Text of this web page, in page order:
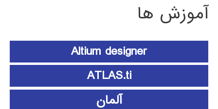
آموزش ها
Altium designer
ATLAS.ti
آلمان